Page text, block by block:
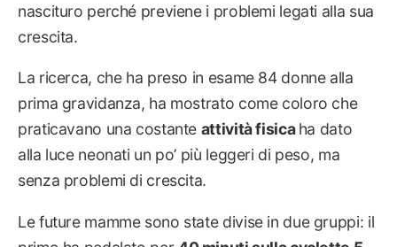
nascituro perché previene i problemi legati alla sua
crescita.
La ricerca, che ha preso in esame 84 donne alla
prima gravidanza, ha mostrato come coloro che
praticavano una costante attività fisicaha dato
alla luce neonati un po’ più leggeri di peso, ma
senza problemi di crescita.
Le future mamme sono state divise in due gruppi: il